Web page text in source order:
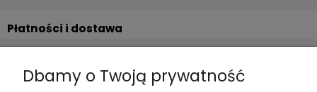
Płatności i dostawa
Czas realizacji i koszty dostawy
Dbamy o Twoją prywatność